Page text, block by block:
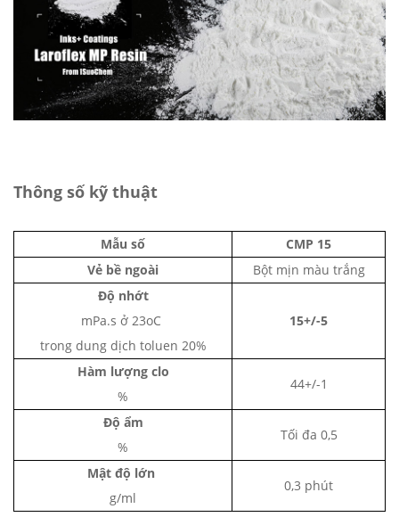
Thông số kỹ thuật
Mẫu số
CMP 15
Vẻ bề ngoài
Bột mịn màu trắng
Độ nhớt
mPa.s ở 23oC
trong dung dịch toluen 20%
15+/-5
Hàm lượng clo
%
44+/-1
Độ ẩm
%
Tối đa 0,5
Mật độ lớn
g/ml
0,3 phút